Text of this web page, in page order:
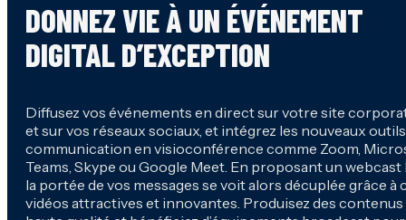
DONNEZ VIE À UN ÉVÉNEMENT
DIGITAL D’EXCEPTION
Diffusez vos événements en direct sur votre site
et sur vos réseaux sociaux, et intégrez les nouveaux
communication en visioconférence comme Zoom,
Teams, Skype ou Google Meet. En proposant un webcast
la portée de vos messages se voit alors décuplée grâce à
vidéos attractives et innovantes. Produisez des contenus